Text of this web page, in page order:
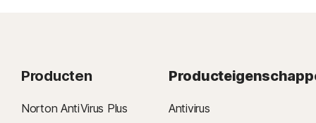
Producten
Norton AntiVirus Plus
Antivirus